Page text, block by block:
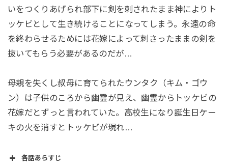
いをつくりあげられ部下に剣を刺されたまま神によりト
ッケビとして生き続けることになってしまう。永遠の命
を終わらせるためには花嫁によって刺さったままの剣を
抜いてもらう必要があるのだが…
母親を失くし叔母に育てられたウンタク（キム・ゴウ
ン）は子供のころから幽霊が見え、幽霊からトッケビの
花嫁だとずっと言われていた。高校生になり誕生日ケー
キの火を消すとトッケビが現れ…
各話あらすじ